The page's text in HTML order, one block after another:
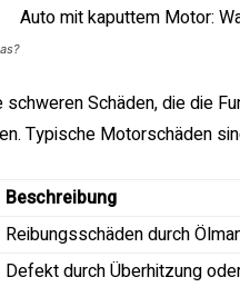
Schäden, die die
Typische Motorschäden
Beschreibung
Reibungsschäden durch
Defekt durch Überhitzung